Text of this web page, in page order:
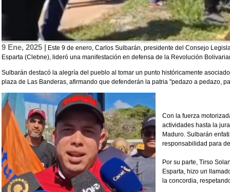
9 Ene, 2025 | Este 9 de enero, Carlos Sulbarán, presidente del Consejo
Esparta (Clebne), lideró una manifestación en defensa de la Revolución
Sulbarán destacó la alegría del pueblo al tomar un punto históricamente
plaza de Las Banderas, afirmando que defenderán la patria "pedazo a pedazo,
Con la fuerza
actividades hasta la
Maduro. Sulbarán
responsabilidad para
Por su parte, Tirso
Esparta, hizo un
la concordia,